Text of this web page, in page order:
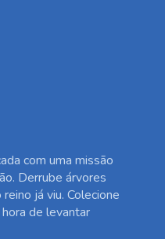
com uma missão
Derrube árvores
já viu. Colecione
de levantar